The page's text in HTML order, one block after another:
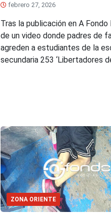
febrero 27, 2026
Tras la publicación en A Fondo
de un video donde padres de
agreden a estudiantes de la
secundaria 253 ‘Libertadores
ZONA ORIENTE